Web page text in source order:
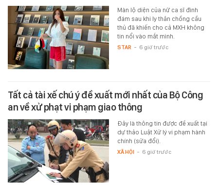
Màn lộ diện của nữ ca sĩ đình
đám sau khi ly thân chồng cầu
thủ đã khiến cho cả MXH không
tin nổi vào mắt mình.
STAR - 6 giờ trước
Tất cả tài xế chú ý đề xuất mới nhất của Bộ Công
an về xử phạt vi phạm giao thông
Đây là thông tin được đề xuất tại
dự thảo Luật Xử lý vi phạm hành
chính (sửa đổi).
XÃ HỘI - 6 giờ trước